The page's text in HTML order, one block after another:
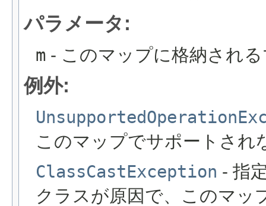
パラメータ:
m - このマップに格納され
例外:
このマップでサポートされ
ClassCastException - 指
クラスが原因で、このマッ